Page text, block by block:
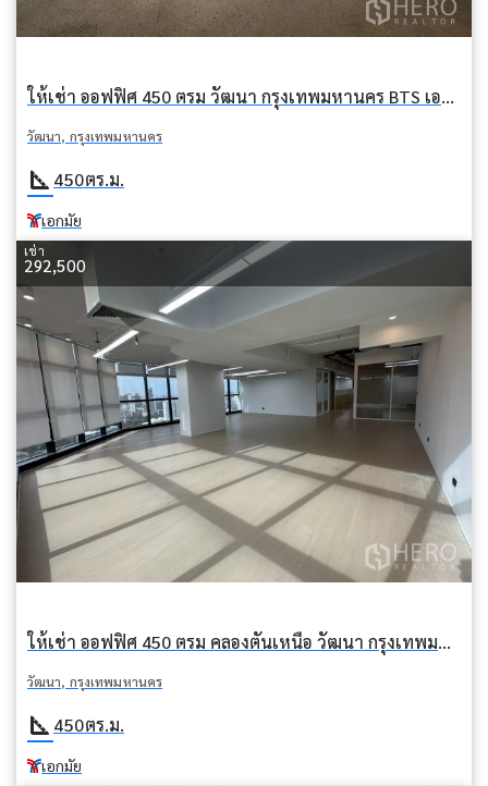
ให้เช่า ออฟฟิศ 450 ตรม วัฒนา กรุงเทพมหานคร BTS เอกมัย
วัฒนา, กรุงเทพมหานคร
square_foot 450ตร.ม.
เอกมัย
เช่า
292,500
ให้เช่า ออฟฟิศ 450 ตรม คลองตันเหนือ วัฒนา กรุงเทพมหานคร BTS เอกมัย
วัฒนา, กรุงเทพมหานคร
square_foot 450ตร.ม.
เอกมัย